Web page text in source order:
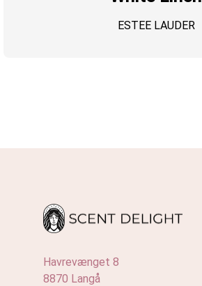
ESTEE LAUDER
Havrevænget 8
8870 Langå